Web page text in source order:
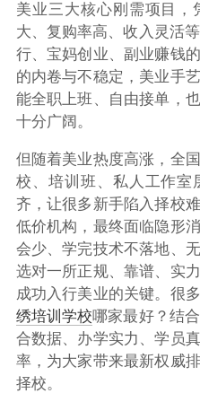
美业三大核心刚需项目，
大、复购率高、收入灵活
行、宝妈创业、副业赚钱
的内卷与不稳定，美业手
能全职上班、自由接单，
十分广阔。
但随着美业热度高涨，全
校、培训班、私人工作室
齐，让很多新手陷入择校
低价机构，最终面临隐形
会少、学完技术不落地、
选对一所正规、靠谱、实
成功入行美业的关键。很
绣培训学校哪家最好？ 结
合数据、办学实力、学员
率，为大家带来最新权威
择校。